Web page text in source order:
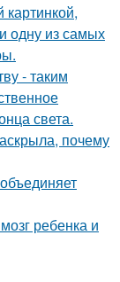
одну из самых
- таким
света.
почему
ребенка и